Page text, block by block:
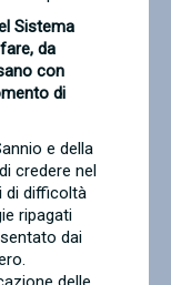
Sistema
da
con
di
e della
credere nel
di difficoltà
ripagati
dai